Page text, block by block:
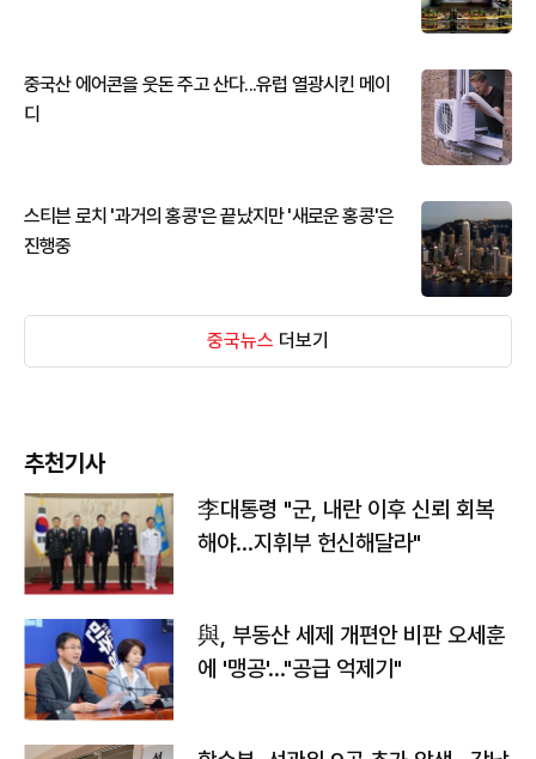
중국산 에어콘을 웃돈 주고 산다...유럽 열광시킨 메이
디
스티븐 로치 '과거의 홍콩'은 끝났지만 '새로운 홍콩'은
진행중
중국뉴스 더보기
추천기사
李대통령 "군, 내란 이후 신뢰 회복
해야…지휘부 헌신해달라"
與, 부동산 세제 개편안 비판 오세훈
에 '맹공'…"공급 억제기"